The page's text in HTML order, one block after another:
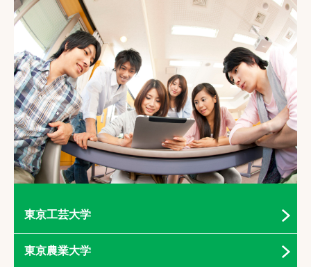
東京工芸大学
東京農業大学